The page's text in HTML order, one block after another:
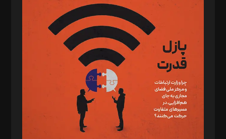
د‌بیر پیوست جهان: مینا پاکدل
د‌بیر تحریریه آنلاین: بابک نقاش
تحریریه‌: مجتبی محمود‌ی، آرش برهمند، یسنا امان‌پور، سروش کرمیان،
مصطفی مسجدی آرانی، ابوالفضل رجبی، زهرا فکرانه، فائزه فتحی
رستمی،مصطفی باستان
ویرایش: نگار استاد‌‌آقا
طراح یونیفرم: مجید توکلی
فیلمبرداری و عکاسی: امیر شفیعی، مانی لطفی زاده
گرافیک و صفحه‌آرایی: سید‌سبحان‌علی ثابت
مد‌یر توسعه تجاری: کامبیز برید‌